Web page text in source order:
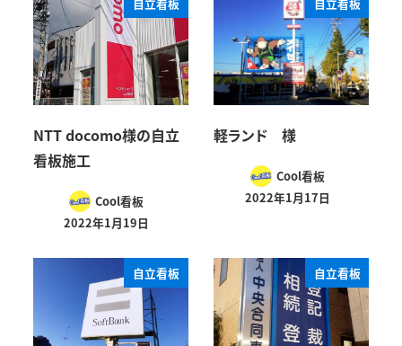
自立看板
NTT docomo様の自立
看板施工
Cool看板
2022年1月19日
自立看板
軽ランド 様
Cool看板
2022年1月17日
自立看板 自立看板